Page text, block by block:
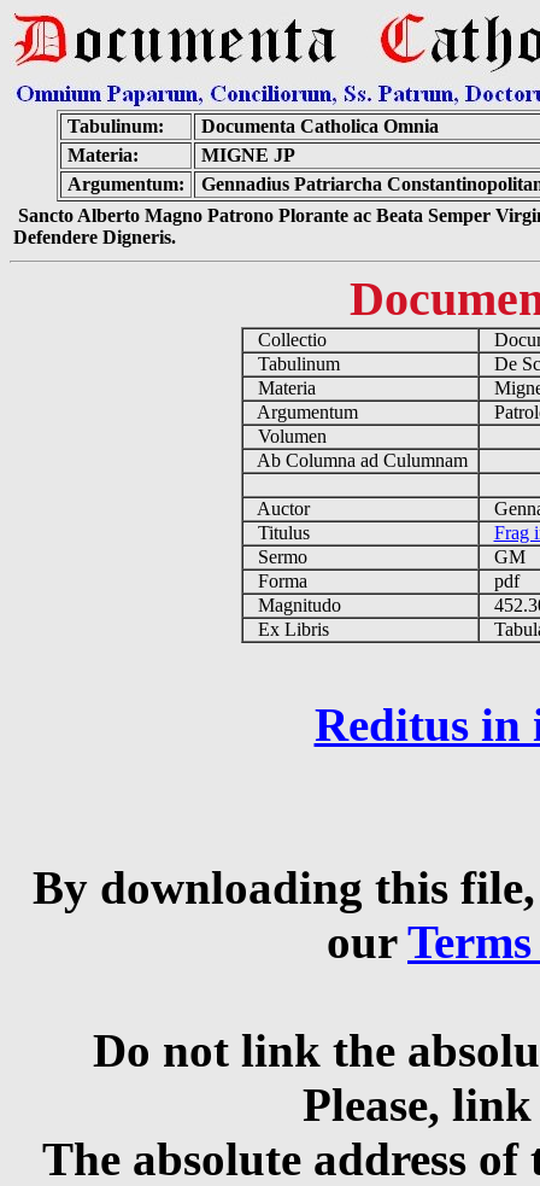
Tabulinum:
Documenta Catholica Omnia
Materia:
MIGNE JP
Argumentum:
Gennadius Patriarcha
Sancto Alberto Magno Patrono Plorante ac Beata Semper
Defendere Digneris.
Collectio
Tabulinum
De
Materia
Argumentum
Volumen
Ab Columna ad Culumnam
Auctor
Titulus
Frag
Sermo
GM
Forma
pdf
Magnitudo
Ex Libris
Reditus in
By downloading this
our
Do not link the
Please,
The absolute address